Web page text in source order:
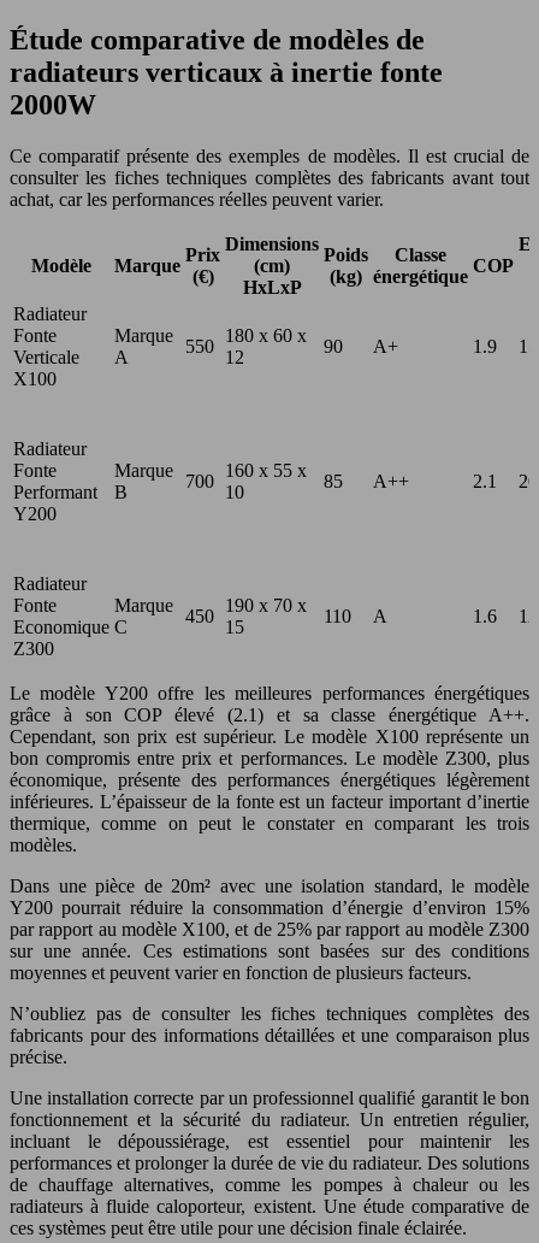
Étude comparative de modèles de
radiateurs verticaux à inertie fonte
2000W
Ce comparatif présente des exemples de modèles. Il est crucial de
consulter les fiches techniques complètes des fabricants avant tout
achat, car les performances réelles peuvent varier.
Modèle Marque
Prix
(€)
Dimensions
(cm)
HxLxP
Poids
(kg)
Classe
énergétique
COP
Radiateur
Fonte
Verticale
X100
Marque
A
550
180 x 60 x
12
90 A+ 1.9 15
Radiateur
Fonte
Performant
Y200
Marque
B
700
160 x 55 x
10
85 A++ 2.1 20
Radiateur
Fonte
Economique
Z300
Marque
C
450
190 x 70 x
15
110 A 1.6 12
Le modèle Y200 offre les meilleures performances énergétiques
grâce à son COP élevé (2.1) et sa classe énergétique A++.
Cependant, son prix est supérieur. Le modèle X100 représente un
bon compromis entre prix et performances. Le modèle Z300, plus
économique, présente des performances énergétiques légèrement
inférieures. L’épaisseur de la fonte est un facteur important d’inertie
thermique, comme on peut le constater en comparant les trois
modèles.
Dans une pièce de 20m² avec une isolation standard, le modèle
Y200 pourrait réduire la consommation d’énergie d’environ 15%
par rapport au modèle X100, et de 25% par rapport au modèle Z300
sur une année. Ces estimations sont basées sur des conditions
moyennes et peuvent varier en fonction de plusieurs facteurs.
N’oubliez pas de consulter les fiches techniques complètes des
fabricants pour des informations détaillées et une comparaison plus
précise.
Une installation correcte par un professionnel qualifié garantit le bon
fonctionnement et la sécurité du radiateur. Un entretien régulier,
incluant le dépoussiérage, est essentiel pour maintenir les
performances et prolonger la durée de vie du radiateur. Des solutions
de chauffage alternatives, comme les pompes à chaleur ou les
radiateurs à fluide caloporteur, existent. Une étude comparative de
ces systèmes peut être utile pour une décision finale éclairée.